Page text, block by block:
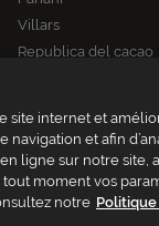
Villars
Republica del cacao
ZA Les Fleurons - 315
site internet et
et afin
ligne sur notre site,
moment vos
notre